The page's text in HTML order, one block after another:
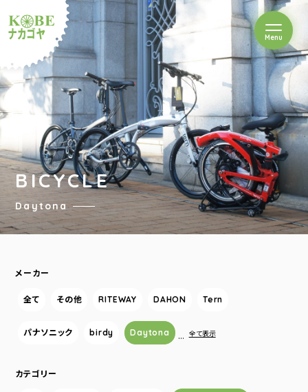
ルショップナカゴヤ
Menuを開閉
BICYCLE
Daytona
メーカー
全て その他 RITEWAY DAHON Tern
パナソニック birdy Daytona … 全て表示
カテゴリー